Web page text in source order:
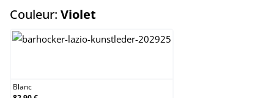
Couleur: Violet
Blanc